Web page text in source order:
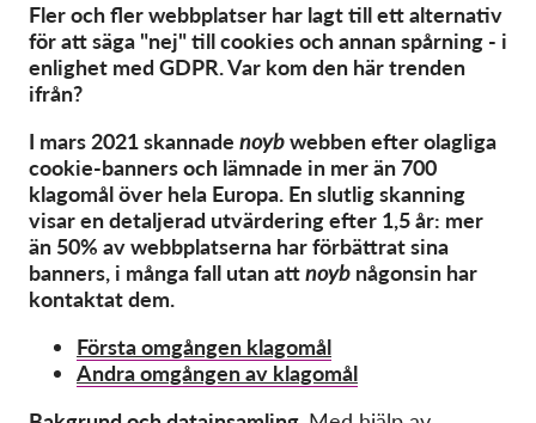
Jobs
Collective Redress
Media
Contact
GDPRhub
Fler och fler webbplatser har lagt till ett alternativ
för att säga "nej" till cookies och annan spårning - i
enlighet med GDPR. Var kom den här trenden
ifrån?
I mars 2021 skannade noybwebben efter olagliga
cookie-banners och lämnade in mer än 700
klagomål över hela Europa. En slutlig skanning
visar en detaljerad utvärdering efter 1,5 år: mer
än 50% av webbplatserna har förbättrat sina
banners, i många fall utan attnoyb någonsin har
kontaktat dem.
Första omgången klagomål
Andra omgången av klagomål